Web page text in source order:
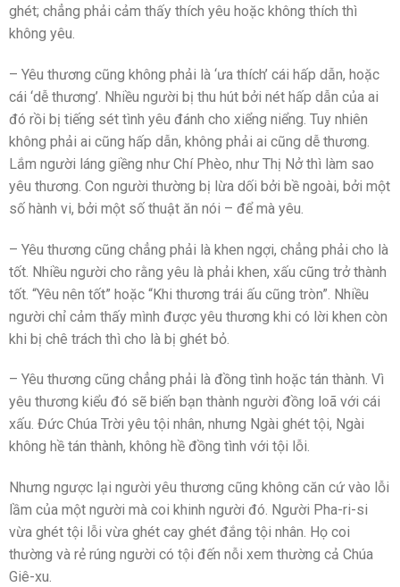
ghét; chẳng phải cảm thấy thích yêu hoặc không thích thì
không yêu.
– Yêu thương cũng không phải là ‘ưa thích’ cái hấp dẫn, hoặc
cái ‘dễ thương’. Nhiều người bị thu hút bởi nét hấp dẫn của ai
đó rồi bị tiếng sét tình yêu đánh cho xiểng niểng. Tuy nhiên
không phải ai cũng hấp dẫn, không phải ai cũng dễ thương.
Lắm người láng giềng như Chí Phèo, như Thị Nở thì làm sao
yêu thương. Con người thường bị lừa dối bởi bề ngoài, bởi một
số hành vi, bởi một số thuật ăn nói – để mà yêu.
– Yêu thương cũng chẳng phải là khen ngợi, chẳng phải cho là
tốt. Nhiều người cho rằng yêu là phải khen, xấu cũng trở thành
tốt. “Yêu nên tốt” hoặc “Khi thương trái ấu cũng tròn”. Nhiều
người chỉ cảm thấy mình được yêu thương khi có lời khen còn
khi bị chê trách thì cho là bị ghét bỏ.
– Yêu thương cũng chẳng phải là đồng tình hoặc tán thành. Vì
yêu thương kiểu đó sẽ biến bạn thành người đồng loã với cái
xấu. Đức Chúa Trời yêu tội nhân, nhưng Ngài ghét tội, Ngài
không hề tán thành, không hề đồng tình với tội lỗi.
Nhưng ngược lại người yêu thương cũng không căn cứ vào lỗi
lầm của một người mà coi khinh người đó. Người Pha-ri-si
vừa ghét tội lỗi vừa ghét cay ghét đắng tội nhân. Họ coi
thường và rẻ rúng người có tội đến nỗi xem thường cả Chúa
Giê-xu.